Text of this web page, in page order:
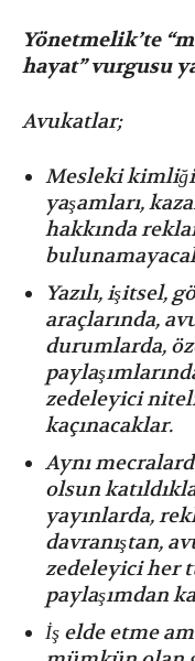
Yönetmelik’te
hayat” vurgusu
Avukatlar;
Mesleki
yaşamları,
hakkında
Yazılı, işitsel,
araçlarında,
durumlarda,
zedeleyici
kaçınacaklar.
⁠Aynı
olsun
yayınlarda,
davranıştan,
zedeleyici her
paylaşımdan
⁠İş elde etme